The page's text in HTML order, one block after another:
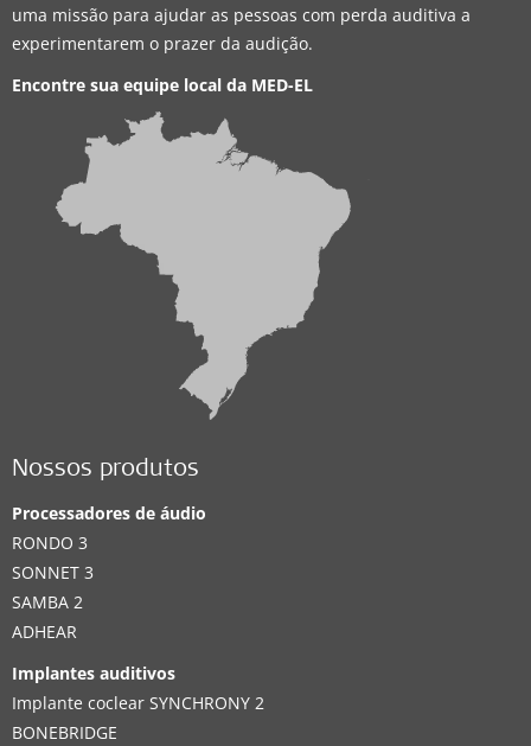
uma missão para ajudar as pessoas com perda auditiva a
experimentarem o prazer da audição.
Encontre sua equipe local da MED-EL
Nossos produtos
Processadores de áudio
RONDO 3
SONNET 3
SAMBA 2
ADHEAR
Implantes auditivos
Implante coclear SYNCHRONY 2
BONEBRIDGE